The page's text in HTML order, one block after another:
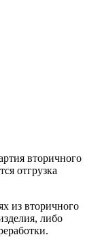
вторичного
отгрузка
из вторичного
либо